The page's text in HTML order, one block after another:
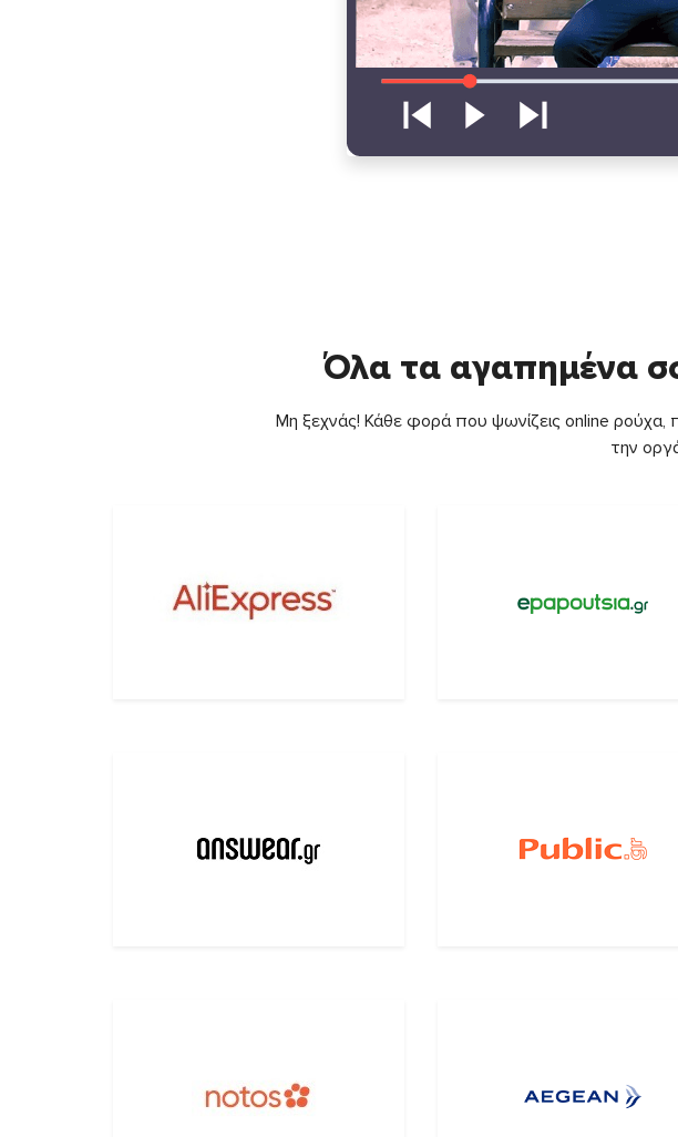
Όλα τα αγαπημένα
Μη ξεχνάς! Κάθε φορά που ψωνίζεις online ρούχα,
την